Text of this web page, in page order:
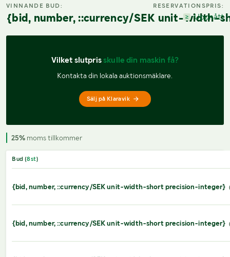
VINNANDE BUD:
{bid, number, ::currency/SEK unit-width-
RESERVATIONSPRIS:
Uppnått
Vilket slutpris skulle din maskin få?
Kontakta din lokala auktionsmäklare.
Sälj på Klaravik
25% moms tillkommer
Bud (8st)
{bid, number, ::currency/SEK unit-width-short precision-integer}
{bid, number, ::currency/SEK unit-width-short precision-integer}